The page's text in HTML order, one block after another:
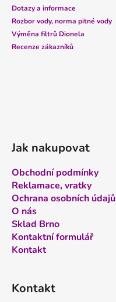
Dotazy a informace
Rozbor vody, norma pitné vody
Výměna filtrů Dionela
Recenze zákazníků
Jak nakupovat
Obchodní podmínky
Reklamace, vratky
Ochrana osobních údajů
O nás
Sklad Brno
Kontaktní formulář
Kontakt
Kontakt